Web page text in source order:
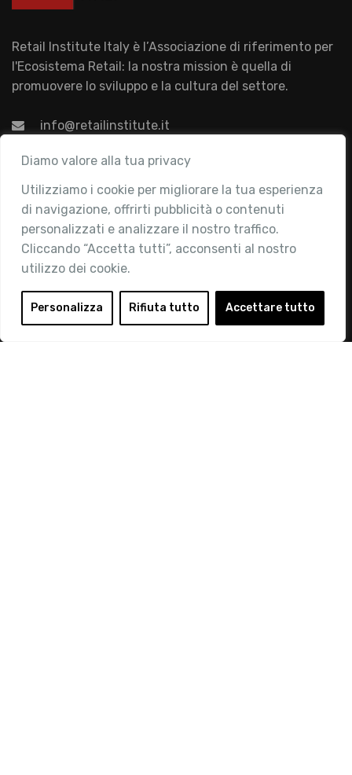
Diamo valore alla tua privacy
Utilizziamo i cookie per migliorare la tua esperienza
di navigazione, offrirti pubblicità o contenuti
personalizzati e analizzare il nostro traffico.
Cliccando “Accetta tutti”, acconsenti al nostro
utilizzo dei cookie.
Personalizza Rifiuta tutto Accettare tutto
Retail Institute Italy è l’Associazione di riferimento per
l'Ecosistema Retail: la nostra mission è quella di
promuovere lo sviluppo e la cultura del settore.
info@retailinstitute.it
Associazione
Chi siamo
Attività
Contatti
Area Riservata
Login
Diventa Socio